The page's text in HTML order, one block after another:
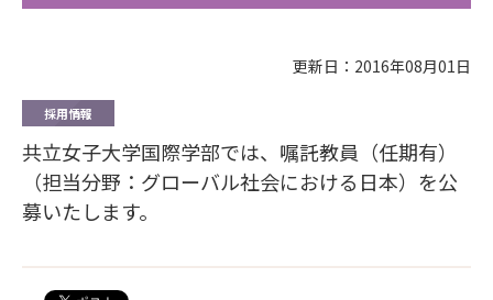
更新日：2016年08月01日
採用情報
共立女子大学国際学部では、嘱託教員（任期有）
（担当分野：グローバル社会における日本）を公
募いたします。